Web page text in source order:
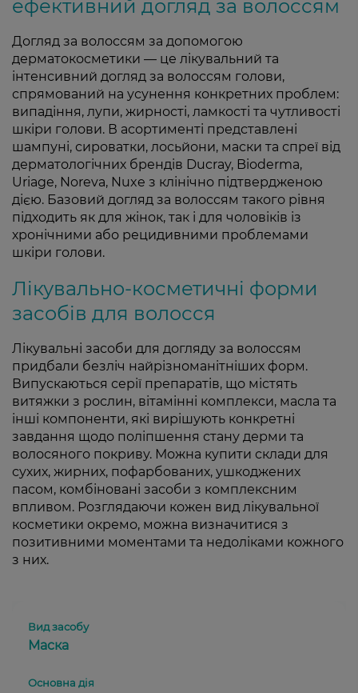
ефективний догляд за волоссям
Догляд за волоссям за допомогою
дерматокосметики — це лікувальний та
інтенсивний догляд за волоссям голови,
спрямований на усунення конкретних проблем:
випадіння, лупи, жирності, ламкості та чутливості
шкіри голови. В асортименті представлені
шампуні, сироватки, лосьйони, маски та спреї від
дерматологічних брендів Ducray, Bioderma,
Uriage, Noreva, Nuxe з клінічно підтвердженою
дією. Базовий догляд за волоссям такого рівня
підходить як для жінок, так і для чоловіків із
хронічними або рецидивними проблемами
шкіри голови.
Лікувально-косметичні форми
засобів для волосся
Лікувальні засоби для догляду за волоссям
придбали безліч найрізноманітніших форм.
Випускаються серії препаратів, що містять
витяжки з рослин, вітамінні комплекси, масла та
інші компоненти, які вирішують конкретні
завдання щодо поліпшення стану дерми та
волосяного покриву. Можна купити склади для
сухих, жирних, пофарбованих, ушкоджених
пасом, комбіновані засоби з комплексним
впливом. Розглядаючи кожен вид лікувальної
косметики окремо, можна визначитися з
позитивними моментами та недоліками кожного
з них.
Маска